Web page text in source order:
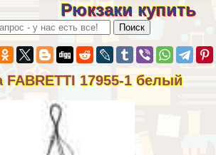
Рюкзаки купить
17955-1 белый